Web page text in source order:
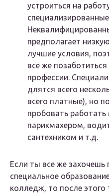
устроиться на
предполагает
лучшие условия,
все же
профессии.
длятся всего
всего платные), но
пробовать
парикмахером,
сантехником и т.д.
Если ты все же захочешь
специальное
колледж, то после